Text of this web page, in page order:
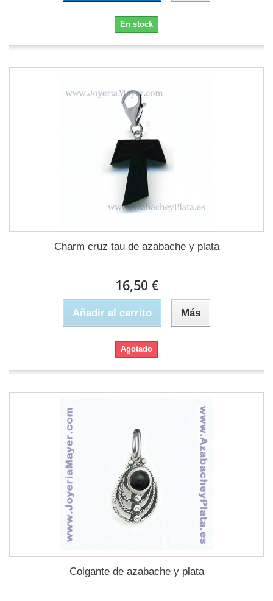
En stock
Charm cruz tau de azabache y plata
16,50 €
Añadir al carrito Más
Agotado
Colgante de azabache y plata